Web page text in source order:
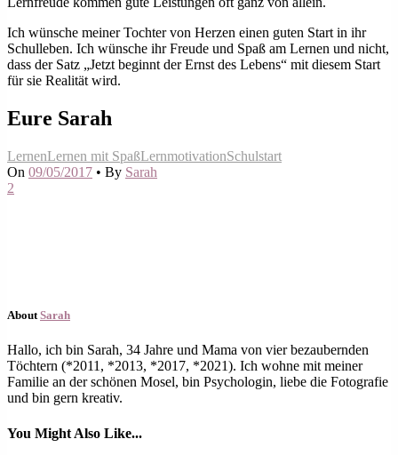
Ich wünsche meiner Tochter von Herzen einen guten Start in ihr
Schulleben. Ich wünsche ihr Freude und Spaß am Lernen und nicht,
dass der Satz „Jetzt beginnt der Ernst des Lebens“ mit diesem Start
für sie Realität wird.
Eure Sarah
LernenLernen mit SpaßLernmotivationSchulstart
On 09/05/2017 • By Sarah
2
About Sarah
Hallo, ich bin Sarah, 34 Jahre und Mama von vier bezaubernden
Töchtern (*2011, *2013, *2017, *2021). Ich wohne mit meiner
Familie an der schönen Mosel, bin Psychologin, liebe die Fotografie
und bin gern kreativ.
You Might Also Like...